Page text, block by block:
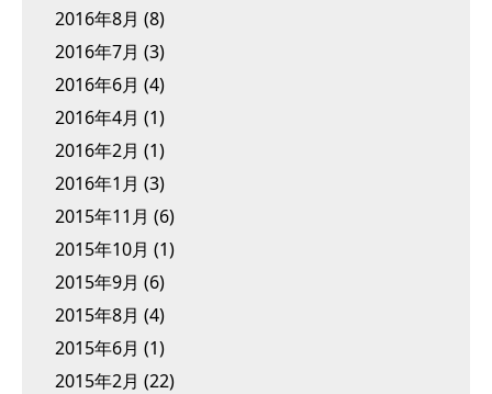
2016年8月 (8)
2016年7月 (3)
2016年6月 (4)
2016年4月 (1)
2016年2月 (1)
2016年1月 (3)
2015年11月 (6)
2015年10月 (1)
2015年9月 (6)
2015年8月 (4)
2015年6月 (1)
2015年2月 (22)